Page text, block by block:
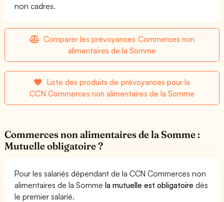
non cadres.
Comparer les prévoyances Commerces non
alimentaires de la Somme
Liste des produits de prévoyances pour la
CCN Commerces non alimentaires de la Somme
Commerces non alimentaires de la Somme :
Mutuelle obligatoire ?
Pour les salariés dépendant de la CCN Commerces non
alimentaires de la Sommela mutuelle est obligatoire dès
le premier salarié.